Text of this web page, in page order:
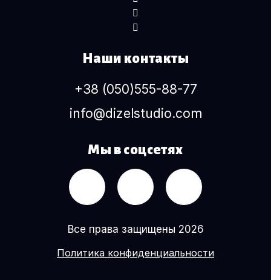
Наши контакты
+38 (050)555-88-77
info@dizelstudio.com
Мы в соцсетях
Все права защищены 2026
Политика конфиденциальности